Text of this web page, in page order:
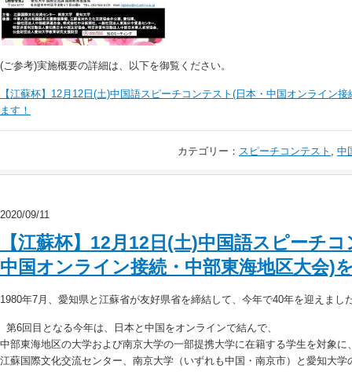
(ご参考)実施概要の詳細は、以下を御覧ください。
【江蘇杯】12月12日(土)中国語スピーチコンテスト(日本・中国オンライン
ます！
カテゴリー： スピーチコンテスト , 中
2020/09/11
【江蘇杯】12月12日(土)中国語スピーチ
中国オンライン接続・中部東海地区大会)
1980年7月、愛知県と江蘇省が友好県省を締結して、今年で40年を迎えまし
第6回目となる今年は、日本と中国をオンラインで結んで、
中部東海地区の大学および南京大学の一部提携大学に在籍する学生を対象
江蘇国際文化交流センター、南京大学（いずれも中国・南京市）と愛知大学